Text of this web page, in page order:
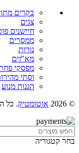
בקרים
צגים
חיישנים
ממסרים
נורות
מא"זים
מפסקי
וסתי
הגנות מנוע
© 2026
אוטומטיק. כל
בחר קטגוריה